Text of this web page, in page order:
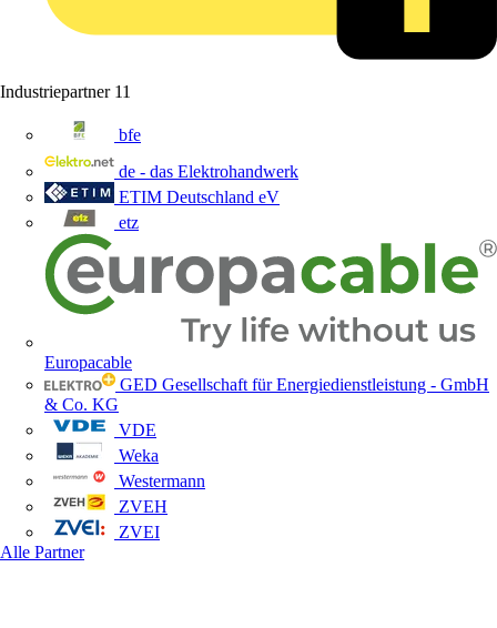
Industriepartner 11
bfe
de - das Elektrohandwerk
ETIM Deutschland eV
etz
Europacable
GED Gesellschaft für Energiedienstleistung - GmbH
& Co. KG
VDE
Weka
Westermann
ZVEH
ZVEI
Alle Partner